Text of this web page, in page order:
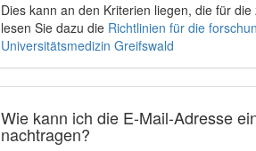
Dies kann an den Kriterien liegen, die für
lesen Sie dazu die Richtlinien für die
Universitätsmedizin Greifswald
Wie kann ich die E-Mail-Adresse
nachtragen?